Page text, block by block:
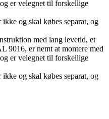
er velegnet til forskellige
og skal købes separat, og
med lang levetid, et
9016, er nemt at montere med
er velegnet til forskellige
og skal købes separat, og